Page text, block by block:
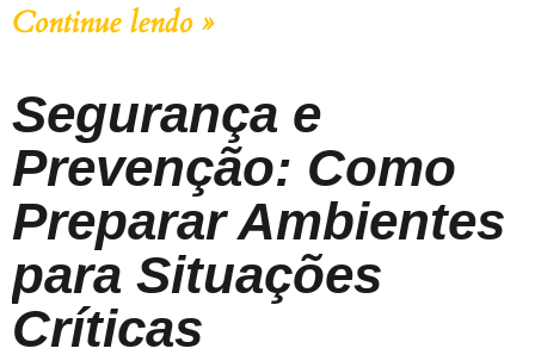
Continue lendo »
Segurança e
Prevenção: Como
Preparar Ambientes
para Situações
Críticas